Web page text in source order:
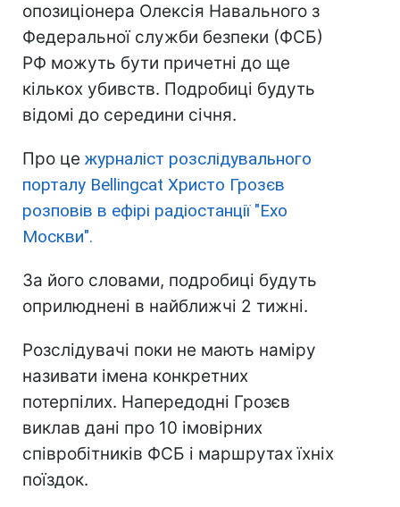
опозиціонера Олексія Навального з
Федеральної служби безпеки (ФСБ)
РФ можуть бути причетні до ще
кількох убивств. Подробиці будуть
відомі до середини січня.
Про це журналіст розслідувального
порталу Bellingcat Христо Грозєв
розповів в ефірі радіостанції "Ехо
Москви".
За його словами, подробиці будуть
оприлюднені в найближчі 2 тижні.
Розслідувачі поки не мають наміру
називати імена конкретних
потерпілих. Напередодні Грозєв
виклав дані про 10 імовірних
співробітників ФСБ і маршрутах їхніх
поїздок.